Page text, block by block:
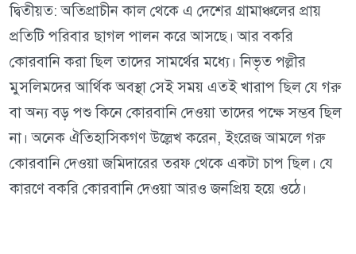
দ্বিতীয়ত: অতিপ্রাচীন কাল থেকে এ দেশের গ্রামাঞ্চলের প্রায়
প্রতিটি পরিবার ছাগল পালন করে আসছে। আর বকরি
কোরবানি করা ছিল তাদের সামর্থের মধ্যে। নিভৃত পল্লীর
মুসলিমদের আর্থিক অবস্থা সেই সময় এতই খারাপ ছিল যে গরু
বা অন্য বড় পশু কিনে কোরবানি দেওয়া তাদের পক্ষে সম্ভব ছিল
না। অনেক ঐতিহাসিকগণ উল্লেখ করেন, ইংরেজ আমলে গরু
কোরবানি দেওয়া জমিদারের তরফ থেকে একটা চাপ ছিল। যে
কারণে বকরি কোরবানি দেওয়া আরও জনপ্রিয় হয়ে ওঠে।